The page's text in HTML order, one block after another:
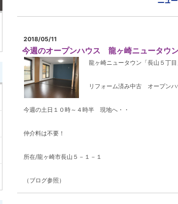
2018/05/11
今週のオープンハウス 龍ヶ崎ニュータウン
龍ヶ崎ニュータウン「長山５丁目
リフォーム済み中古 オープンハ
今週の土日１０時～４時半 現地へ・・
仲介料は不要！
所在/龍ヶ崎市長山５－１－１
（ブログ参照）